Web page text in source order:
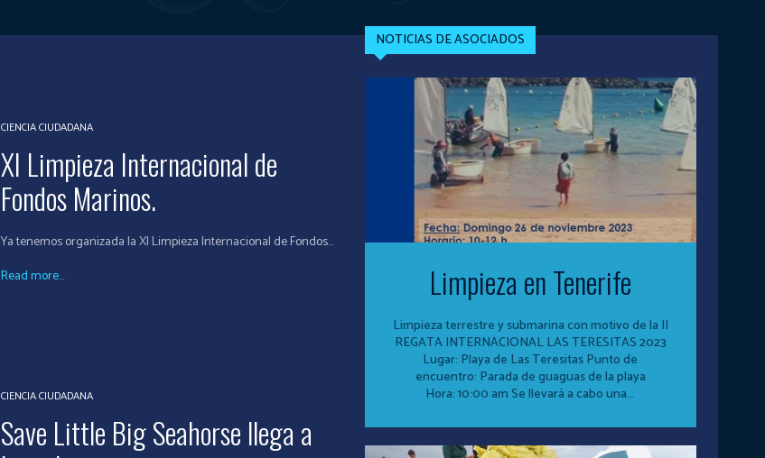
CIENCIA CIUDADANA
XI Limpieza Internacional de
Fondos Marinos.
Ya tenemos organizada la XI Limpieza Internacional de Fondos...
Read more...
CIENCIA CIUDADANA
Save Little Big Seahorse llega a
NOTICIAS DE ASOCIADOS
Limpieza en Tenerife
Limpieza terrestre y submarina con motivo de la II
REGATA INTERNACIONAL LAS TERESITAS 2023
Lugar: Playa de Las Teresitas Punto de
encuentro: Parada de guaguas de la playa
Hora: 10:00 am Se llevará a cabo una...